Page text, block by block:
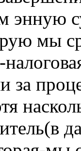
энную
мы
за